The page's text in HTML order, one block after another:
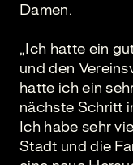
Damen.
„Ich hatte ein
und den
hatte ich ein
nächste Schritt
Ich habe sehr
Stadt und die